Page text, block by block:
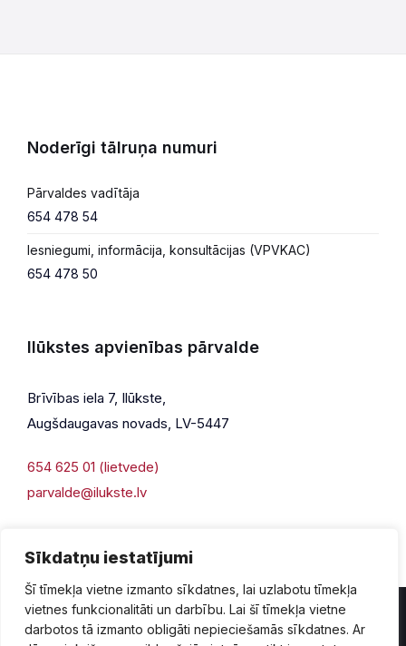
Sīkdatņu iestatījumi
Šī tīmekļa vietne izmanto sīkdatnes, lai uzlabotu tīmekļa
vietnes funkcionalitāti un darbību. Lai šī tīmekļa vietne
darbotos tā izmanto obligāti nepieciešamās sīkdatnes. Ar
Noderīgi tālruņa numuri
Pārvaldes vadītāja
654 478 54
Iesniegumi, informācija, konsultācijas (VPVKAC)
654 478 50
Ilūkstes apvienības pārvalde
Brīvības iela 7, Ilūkste,
Augšdaugavas novads, LV-5447
654 625 01 (lietvede)
parvalde@ilukste.lv